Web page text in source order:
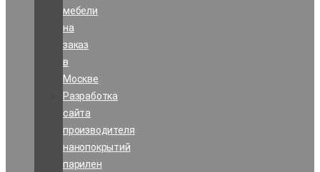
мебели
на
заказ
в
Москве
Разработка
сайта
производителя
нанопокрытий
парилен